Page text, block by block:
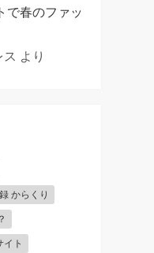
で春のファッ
より
からくり
イト